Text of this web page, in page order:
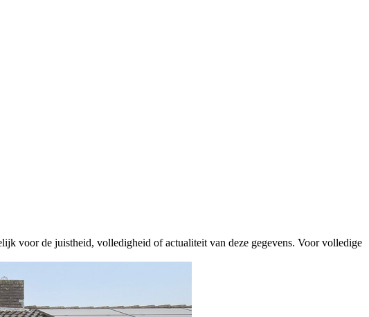
voor de juistheid, volledigheid of actualiteit van deze gegevens. Voor volledige